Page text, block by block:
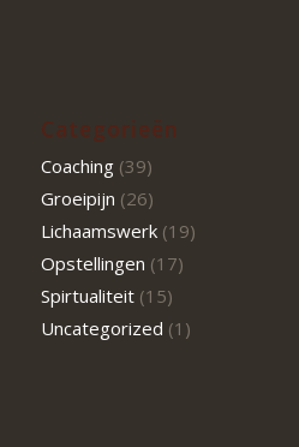
Categorieën
Coaching(39)
Groeipijn (26)
Lichaamswerk(19)
Opstellingen (17)
Spirtualiteit(15)
Uncategorized (1)